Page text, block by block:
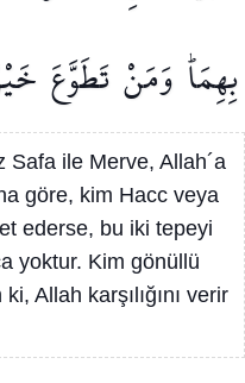
بِهِمَاۜ وَمَنْتَطَوَّعَ
Safa ile Merve, Allah´a
göre, kim Hacc veya
ederse, bu iki tepeyi
yoktur. Kim gönüllü
Allah karşılığını verir